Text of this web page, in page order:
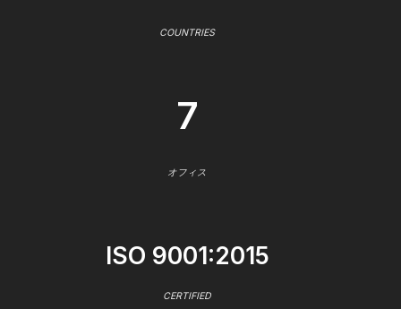
COUNTRIES
7
オフィス
ISO 9001:2015
CERTIFIED